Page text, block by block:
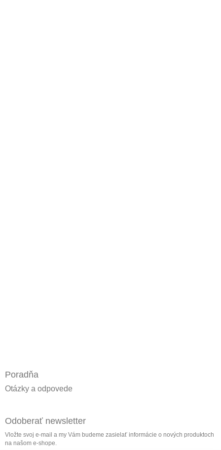
Poradňa
Otázky a odpovede
Odoberať newsletter
Vložte svoj e-mail a my Vám budeme zasielať informácie o nových produktoch
na našom e-shope.